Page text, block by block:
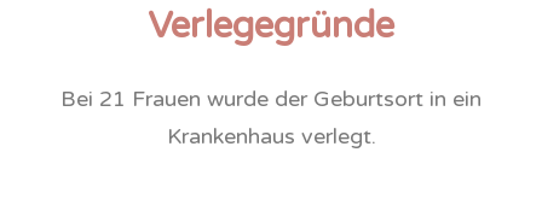
Verlegegründe
Bei 21 Frauen wurde der Geburtsort in ein
Krankenhaus verlegt.